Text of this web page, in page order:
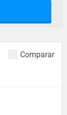
Comparar